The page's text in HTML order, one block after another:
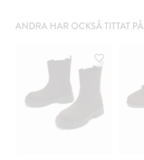
ANDRA HAR OCKSÅ TITTAT PÅ